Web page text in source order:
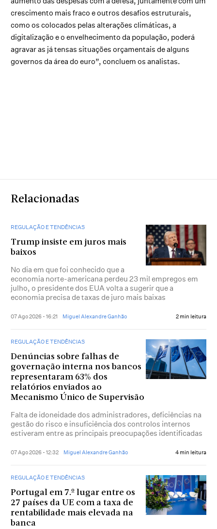
crescimento mais fraco e outros desafios estruturais,
como os colocados pelas alterações climáticas, a
digitalização e o envelhecimento da população, poderá
agravar as já tensas situações orçamentais de alguns
governos da área do euro”, concluem os analistas.
Relacionadas
REGULAÇÃO E TENDÊNCIAS
Trump insiste em juros mais
baixos
No dia em que foi conhecido que a
economia norte-americana perdeu 23 mil empregos em
julho, o presidente dos EUA volta a sugerir que a
economia precisa de taxas de juro mais baixas
07 Ago 2026 - 16:21 Miguel Alexandre Ganhão 2 min leitura
REGULAÇÃO E TENDÊNCIAS
Denúncias sobre falhas de
governação interna nos bancos
representaram 63% dos
relatórios enviados ao
Mecanismo Único de Supervisão
Falta de idoneidade dos administradores, deficiências na
gestão do risco e insuficiência dos controlos internos
estiveram entre as principais preocupações identificadas
07 Ago 2026 - 12:32 Miguel Alexandre Ganhão 4 min leitura
REGULAÇÃO E TENDÊNCIAS
Portugal em 7.º lugar entre os
27 países da UE com a taxa de
rentabilidade mais elevada na
banca